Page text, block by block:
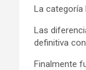
La categoría
Las
definitiva
Finalmente